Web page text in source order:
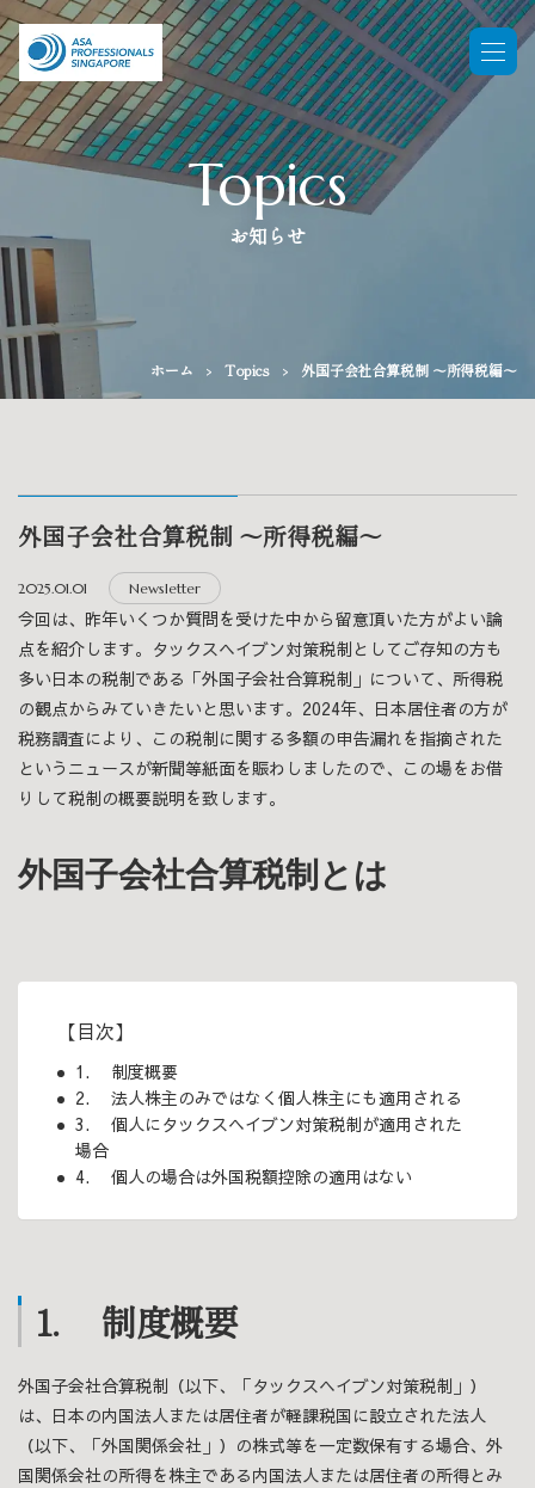
Topics
お知らせ
ホーム Topics 外国子会社合算税制 ～所得税編～
外国子会社合算税制 ～所得税編～
2025.01.01 Newsletter
今回は、昨年いくつか質問を受けた中から留意頂いた方がよい論
点を紹介します。タックスヘイブン対策税制としてご存知の方も
多い日本の税制である「外国子会社合算税制」について、所得税
の観点からみていきたいと思います。2024年、日本居住者の方が
税務調査により、この税制に関する多額の申告漏れを指摘された
というニュースが新聞等紙面を賑わしましたので、この場をお借
りして税制の概要説明を致します。
外国子会社合算税制とは
【目次】
1. 制度概要
2. 法人株主のみではなく個人株主にも適用される
3. 個人にタックスヘイブン対策税制が適用された
場合
4. 個人の場合は外国税額控除の適用はない
1. 制度概要
外国子会社合算税制（以下、「タックスヘイブン対策税制」）
は、日本の内国法人または居住者が軽課税国に設立された法人
（以下、「外国関係会社」）の株式等を一定数保有する場合、外
国関係会社の所得を株主である内国法人または居住者の所得とみ